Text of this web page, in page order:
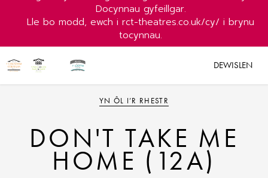
Docynnau gyfeillgar.
Lle bo modd, ewch i rct-theatres.co.uk/cy/ i brynu
tocynnau.
DEWISLEN
YN ÔL I’R RHESTR
DON'T TAKE ME
HOME (12A)